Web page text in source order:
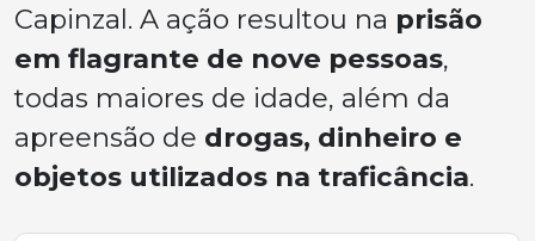
Capinzal. A ação resultou na prisão
em flagrante de nove pessoas,
todas maiores de idade, além da
apreensão de drogas, dinheiro e
objetos utilizados na traficância.